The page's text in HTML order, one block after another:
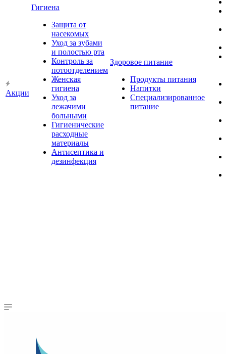
Акции
Гигиена
Защита от
насекомых
Уход за зубами
и полостью рта
Контроль за
потоотделением
Женская
гигиена
Уход за
лежачими
больными
Гигиенические
расходные
материалы
Антисептика и
дезинфекция
Здоровое питание
Продукты питания
Напитки
Специализированное
питание